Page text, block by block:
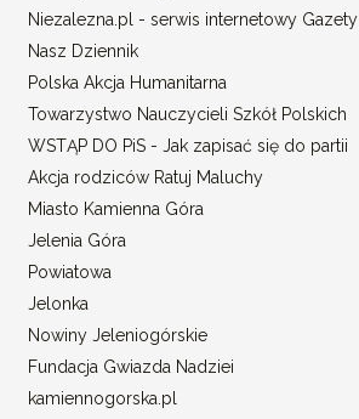
Niezalezna.pl - serwis internetowy
Nasz Dziennik
Polska Akcja Humanitarna
Towarzystwo Nauczycieli Szkół Polskich
WSTĄP DO PiS - Jak zapisać się do partii
Akcja rodziców Ratuj Maluchy
Miasto Kamienna Góra
Jelenia Góra
Powiatowa
Jelonka
Nowiny Jeleniogórskie
Fundacja Gwiazda Nadziei
kamiennogorska.pl